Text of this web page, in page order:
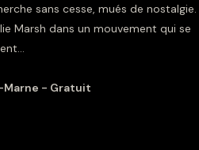
sans cesse, mués de nostalgie.
Marsh dans un mouvement qui se
- Gratuit